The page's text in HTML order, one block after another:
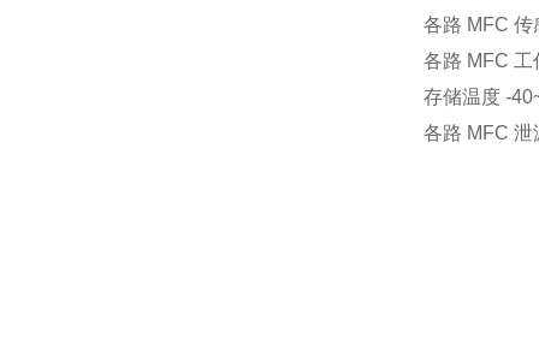
各路 MFC
各路 MFC 工
存储温度 -
各路 MFC 泄